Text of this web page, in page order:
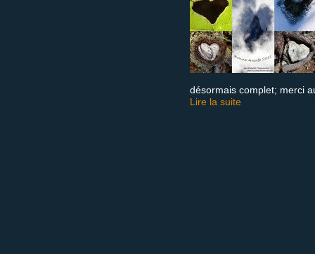
désormais complet; merci
Lire la suite